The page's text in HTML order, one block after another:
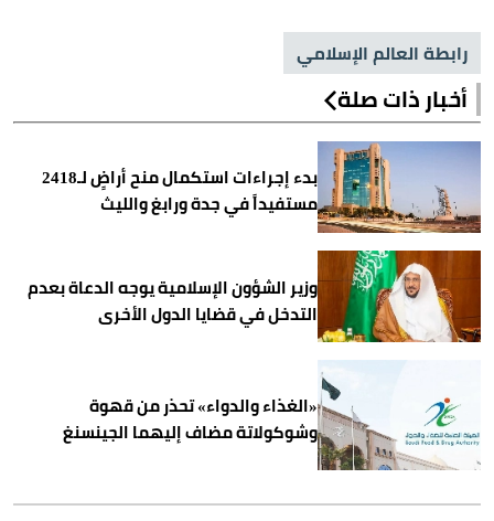
رابطة العالم الإسلامي
أخبار ذات صلة
بدء إجراءات استكمال منح أراضٍ لـ2418
مستفيداً في جدة ورابغ والليث
وزير الشؤون الإسلامية يوجه الدعاة بعدم
التدخل في قضايا الدول الأخرى
«الغذاء والدواء» تحذر من قهوة
وشوكولاتة مضاف إليهما الجينسنغ